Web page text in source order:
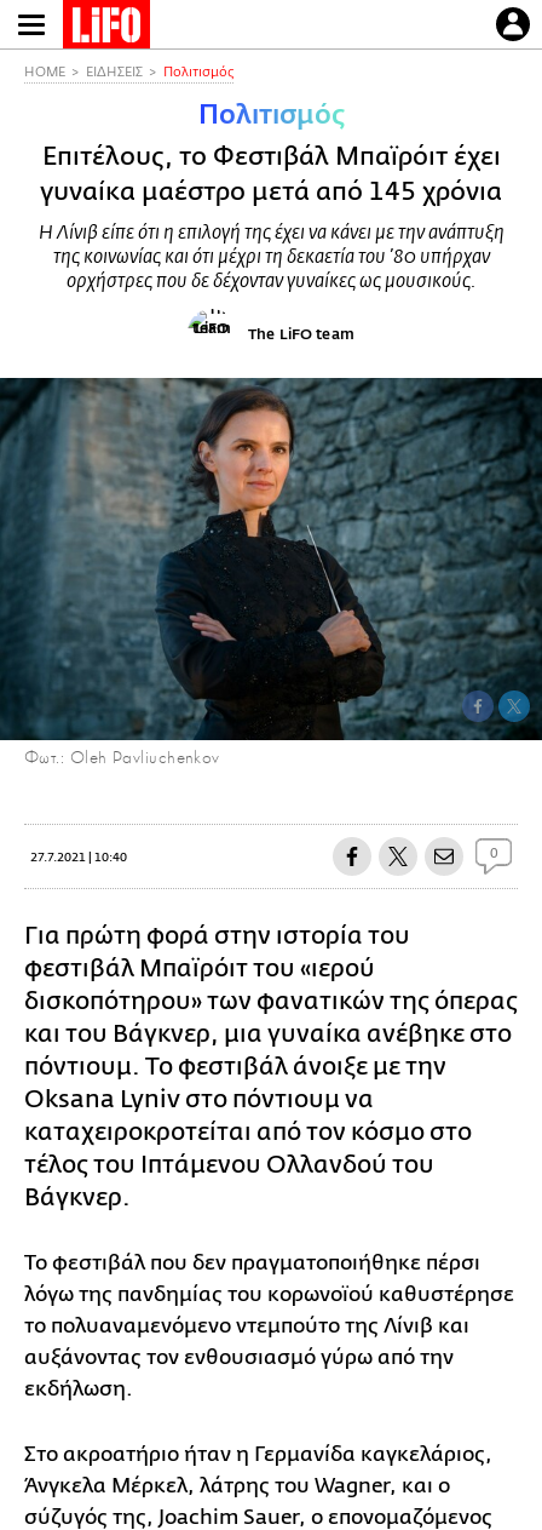
Παράκαμψη
προς
HOME ΕΙΔΗΣΕΙΣ Πολιτισμός
Πολιτισμός
Επιτέλους, το Φεστιβάλ Μπαϊρόιτ έχει
γυναίκα μαέστρο μετά από 145 χρόνια
Η Λίνιβ είπε ότι η επιλογή της έχει να κάνει με την ανάπτυξη
της κοινωνίας και ότι μέχρι τη δεκαετία του ’80 υπήρχαν
ορχήστρες που δε δέχονταν γυναίκες ως μουσικούς.
The LiFO team
Φωτ.: Oleh Pavliuchenkov
27.7.2021 | 10:40 0
Για πρώτη φορά στην ιστορία του
φεστιβάλ Μπαϊρόιτ του «ιερού
δισκοπότηρου» των φανατικών της όπερας
και του Βάγκνερ, μια γυναίκα ανέβηκε στο
πόντιουμ. Το φεστιβάλ άνοιξε με την
Oksana Lyniv στο πόντιουμ να
καταχειροκροτείται από τον κόσμο στο
τέλος του Ιπτάμενου Ολλανδού του
Βάγκνερ.
Το φεστιβάλ που δεν πραγματοποιήθηκε πέρσι
λόγω της πανδημίας του κορωνοϊού καθυστέρησε
το πολυαναμενόμενο ντεμπούτο της Λίνιβ και
αυξάνοντας τον ενθουσιασμό γύρω από την
εκδήλωση.
Στο ακροατήριο ήταν η Γερμανίδα καγκελάριος,
Άνγκελα Μέρκελ, λάτρης του Wagner, και ο
σύζυγός της, Joachim Sauer, ο επονομαζόμενος